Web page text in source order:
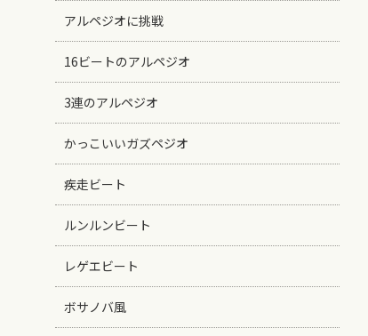
アルペジオに挑戦
16ビートのアルペジオ
3連のアルペジオ
かっこいいガズペジオ
疾走ビート
ルンルンビート
レゲエビート
ボサノバ風